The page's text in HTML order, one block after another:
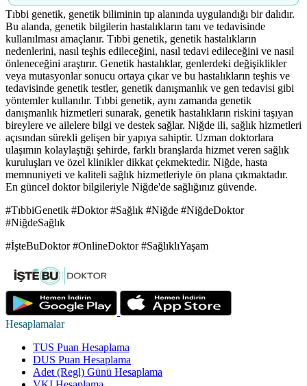
Tıbbi genetik, genetik biliminin tıp alanında uygulandığı bir dalıdır.
Bu alanda, genetik bilgilerin hastalıkların tanı ve tedavisinde
kullanılması amaçlanır. Tıbbi genetik, genetik hastalıkların
nedenlerini, nasıl teşhis edileceğini, nasıl tedavi edileceğini ve nasıl
önleneceğini araştırır. Genetik hastalıklar, genlerdeki değişiklikler
veya mutasyonlar sonucu ortaya çıkar ve bu hastalıkların teşhis ve
tedavisinde genetik testler, genetik danışmanlık ve gen tedavisi gibi
yöntemler kullanılır. Tıbbi genetik, aynı zamanda genetik
danışmanlık hizmetleri sunarak, genetik hastalıkların riskini taşıyan
bireylere ve ailelere bilgi ve destek sağlar. Niğde ili, sağlık hizmetleri
açısından sürekli gelişen bir yapıya sahiptir. Uzman doktorlara
ulaşımın kolaylaştığı şehirde, farklı branşlarda hizmet veren sağlık
kuruluşları ve özel klinikler dikkat çekmektedir. Niğde, hasta
memnuniyeti ve kaliteli sağlık hizmetleriyle ön plana çıkmaktadır.
En güncel doktor bilgileriyle Niğde'de sağlığınız güvende.
#TıbbiGenetik #Doktor #Sağlık #Niğde #NiğdeDoktor
#NiğdeSağlık
#İşteBuDoktor #OnlineDoktor #SağlıklıYaşam
Hesaplamalar
TUS Puan Hesaplama
DUS Puan Hesaplama
Adet (Regl) Günü Hesaplama